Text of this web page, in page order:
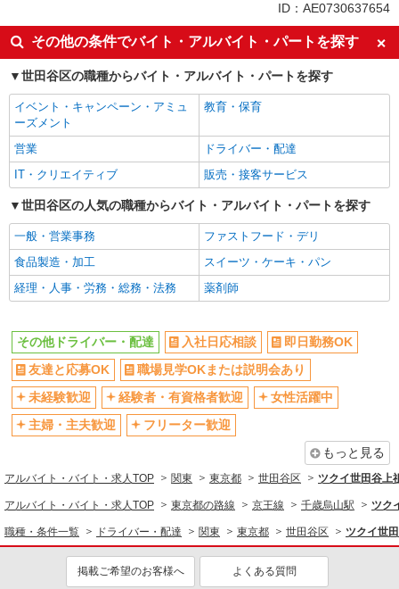
入社日応相談
即日勤務OK
友達と応募OK
職場見学OKまたは説明会あり
未経験歓迎
経験者・有資格者歓迎
女性活躍中
主婦・主夫歓迎
フリーター歓迎
学歴不問
ブランクOK
ミドル（40代～）活躍中
エルダー（50代～）活躍中
昇給あり
禁煙・分煙
バイク通勤OK
自転車通勤OK
残業ほぼなし
副業・WワークOK
転勤なし
交通費支給
社会保険あり
ティブなど）あり
研修制度あり
社員登用あり
資格取得支援制度あり
髪型・髪色自由
髭（ひげ）OK
ネイルOK
ドライバー・配達
同じ特徴から求人を探す
未経験歓迎
ミドル（40代～）活躍中
副業・WワークOK
ID：AE0730637654
その他の条件でバイト・アルバイト・パートを探す
世田谷区の職種からバイト・アルバイト・パートを探す
イベント・キャンペーン・アミュ
ーズメント
教育・保育
営業
ドライバー・配達
IT・クリエイティブ
販売・接客サービス
世田谷区の人気の職種からバイト・アルバイト・パートを探す
一般・営業事務
ファストフード・デリ
食品製造・加工
スイーツ・ケーキ・パン
経理・人事・労務・総務・法務
薬剤師
その他ドライバー・配達 入社日応相談
即日勤務OK
友達と応募OK
職場見学OKまたは説明会あり
未経験歓迎
経験者・有資格者歓迎
女性活躍中
主婦・主夫歓迎
フリーター歓迎
もっと見る
アルバイト・バイト・求人TOP 関東 東京都 世田谷区 ツクイ世田谷上
アルバイト・バイト・求人TOP 東京都の路線 京王線 千歳烏山駅 ツク
職種・条件一覧 ドライバー・配達 関東 東京都 世田谷区 ツクイ世
掲載ご希望のお客様へ よくある質問